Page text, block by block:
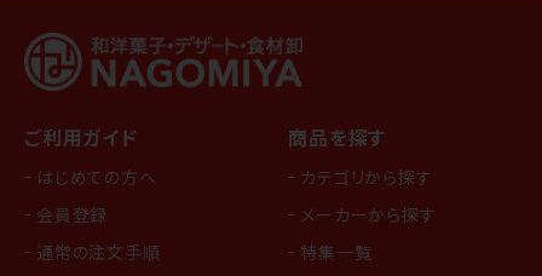
ご利用ガイド
はじめての方へ
会員登録
通常の注文手順
商品を探す
カテゴリから探す
メーカーから探す
特集一覧